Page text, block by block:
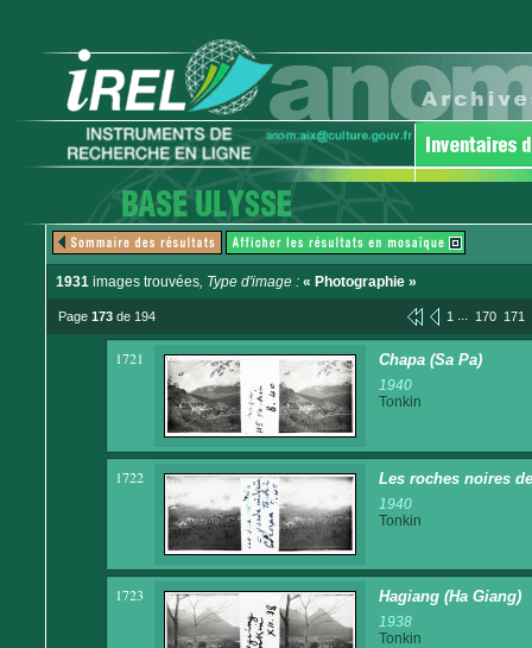
1931 images trouvées, Type d'image : « Photographie »
Page 173 de 194 1 ... 170 171
1721 Chapa (Sa Pa)
1940
Tonkin
1722 Les roches noires
1940
Tonkin
1723 Hagiang (Ha Giang)
1938
Tonkin